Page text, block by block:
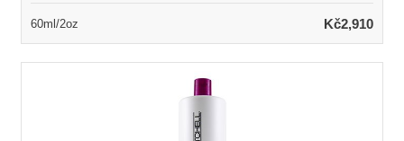
medového a pomerančového květu přirozeného původu Odhalí
60ml/2oz Kč2,910